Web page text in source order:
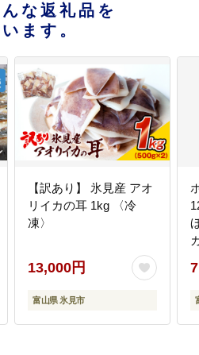
な返礼品を
ます。
【訳あり】 氷見産 アオ
リイカの耳 1kg 〈冷
凍〉
13,000円
富山県 氷見市